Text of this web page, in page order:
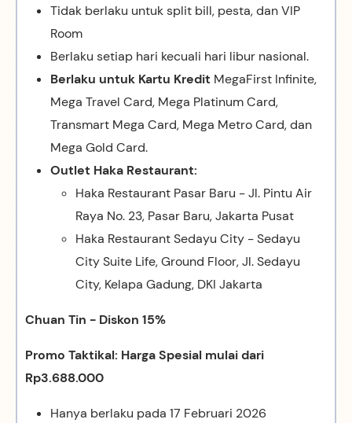
Tidak berlaku untuk split bill, pesta, dan VIP
Room
Berlaku setiap hari kecuali hari libur nasional.
Berlaku untuk Kartu Kredit MegaFirst Infinite,
Mega Travel Card, Mega Platinum Card,
Transmart Mega Card, Mega Metro Card, dan
Mega Gold Card.
Outlet Haka Restaurant:
Haka Restaurant Pasar Baru - Jl. Pintu Air
Raya No. 23, Pasar Baru, Jakarta Pusat
Haka Restaurant Sedayu City - Sedayu
City Suite Life, Ground Floor, Jl. Sedayu
City, Kelapa Gadung, DKI Jakarta
Chuan Tin - Diskon 15%
Promo Taktikal: Harga Spesial mulai dari
Rp3.688.000
Hanya berlaku pada 17 Februari 2026